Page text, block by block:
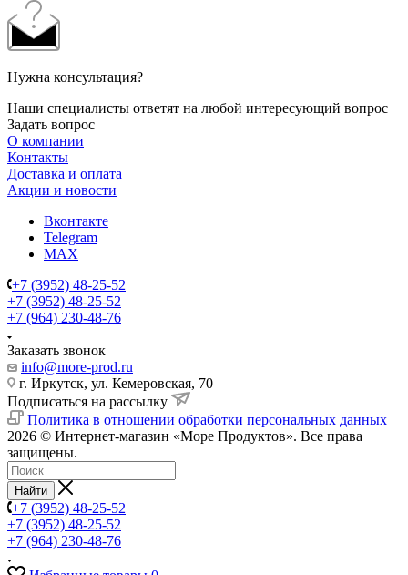
Нужна консультация?
Наши специалисты ответят на любой интересующий вопрос
Задать вопрос
О компании
Контакты
Доставка и оплата
Акции и новости
Вконтакте
Telegram
MAX
+7 (3952) 48-25-52
+7 (3952) 48-25-52
+7 (964) 230-48-76
Заказать звонок
info@more-prod.ru
г. Иркутск, ул. Кемеровская, 70
Подписаться на рассылку
Политика в отношении обработки персональных данных
2026 © Интернет-магазин «Море Продуктов». Все права
защищены.
Найти
+7 (3952) 48-25-52
+7 (3952) 48-25-52
+7 (964) 230-48-76